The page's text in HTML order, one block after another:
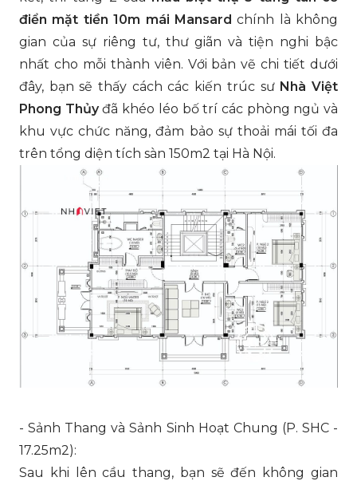
điển mặt tiền 10m mái Mansard chính là không
gian của sự riêng tư, thư giãn và tiện nghi bậc
nhất cho mỗi thành viên. Với bản vẽ chi tiết dưới
đây, bạn sẽ thấy cách các kiến trúc sư Nhà Việt
Phong Thủyđã khéo léo bố trí các phòng ngủ và
khu vực chức năng, đảm bảo sự thoải mái tối đa
trên tổng diện tích sàn 150m2 tại Hà Nội.
- Sảnh Thang và Sảnh Sinh Hoạt Chung (P. SHC -
17.25m2):
Sau khi lên cầu thang, bạn sẽ đến không gian